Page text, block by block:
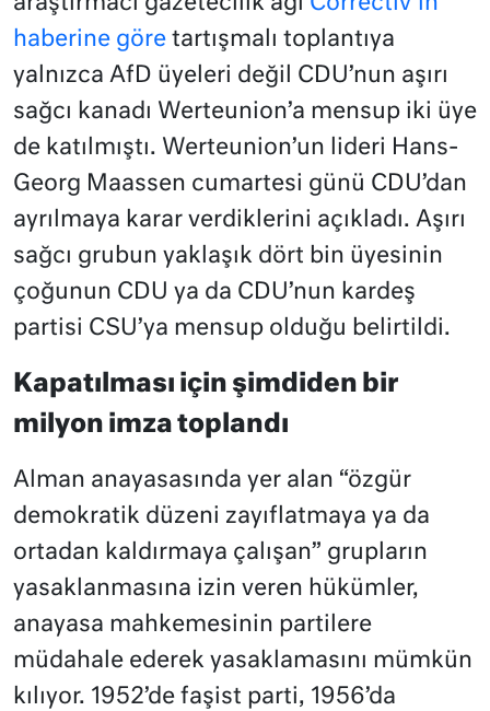
haberine göre tartışmalı toplantıya
yalnızca AfD üyeleri değil CDU’nun aşırı
sağcı kanadı Werteunion’a mensup iki üye
de katılmıştı. Werteunion’un lideri Hans-
Georg Maassen cumartesi günü CDU’dan
ayrılmaya karar verdiklerini açıkladı. Aşırı
sağcı grubun yaklaşık dört bin üyesinin
çoğunun CDU ya da CDU’nun kardeş
partisi CSU’ya mensup olduğu belirtildi.
Kapatılması için şimdiden bir
milyon imza toplandı
Alman anayasasında yer alan “özgür
demokratik düzeni zayıflatmaya ya da
ortadan kaldırmaya çalışan” grupların
yasaklanmasına izin veren hükümler,
anayasa mahkemesinin partilere
müdahale ederek yasaklamasını mümkün
kılıyor. 1952’de faşist parti, 1956’da